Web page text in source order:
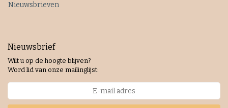
Nieuwsbrieven
Nieuwsbrief
Wilt u op de hoogte blijven?
Word lid van onze mailinglijst: